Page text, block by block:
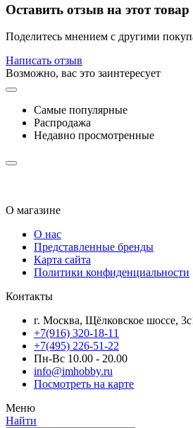
Оставить отзыв на этот товар
Поделитесь мнением с другими
Написать отзыв
Возможно, вас это заинтересует
Самые популярные
Распродажа
Недавно просмотренные
О магазине
О нас
Представленные бренды
Карта сайта
Политики конфиденциальности
Контакты
г. Москва, Щёлковское шоссе,
+7(916) 320-18-11
+7(495) 226-51-22
Пн-Вс 10.00 - 20.00
info@imhobby.ru
Посмотреть на карте
Меню
Найти